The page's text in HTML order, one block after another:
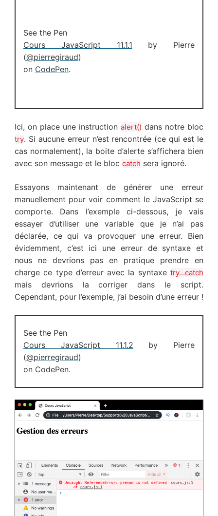
See the Pen
Cours JavaScript 11.1.1 by Pierre
(@pierregiraud)
on CodePen.
Ici, on place une instruction alert() dans notre bloc
try. Si aucune erreur n’est rencontrée (ce qui est le
cas normalement), la boite d’alerte s’affichera bien
avec son message et le bloc catch sera ignoré.
Essayons maintenant de générer une erreur
manuellement pour voir comment le JavaScript se
comporte. Dans l’exemple ci-dessous, je vais
essayer d’utiliser une variable que je n’ai pas
déclarée, ce qui va provoquer une erreur. Bien
évidemment, c’est ici une erreur de syntaxe et
nous ne devrions pas en pratique prendre en
charge ce type d’erreur avec la syntaxe try…catch
mais devrions la corriger dans le script.
Cependant, pour l’exemple, j’ai besoin d’une erreur !
See the Pen
Cours JavaScript 11.1.2 by Pierre
(@pierregiraud)
on CodePen.